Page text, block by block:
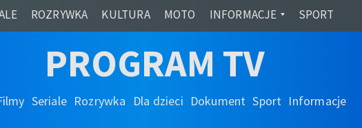
ROZRYWKA KULTURA MOTO INFORMACJE SPORT
PROGRAM TV
Seriale Rozrywka Dla dzieci Dokument Sport Informacje